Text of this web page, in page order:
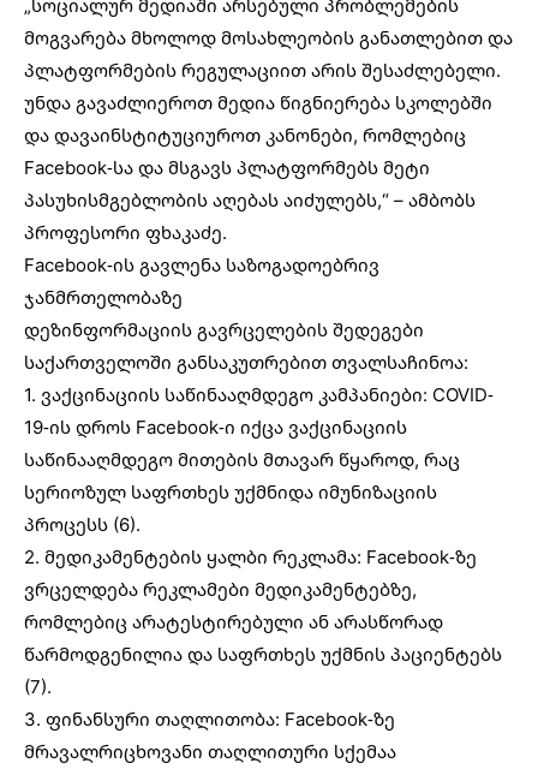
მოგვარება მხოლოდ მოსახლეობის განათლებით და
პლატფორმების რეგულაციით არის შესაძლებელი.
უნდა გავაძლიეროთ მედია წიგნიერება სკოლებში
და დავაინსტიტუციუროთ კანონები, რომლებიც
Facebook-სა და მსგავს პლატფორმებს მეტი
პასუხისმგებლობის აღებას აიძულებს,“ – ამბობს
პროფესორი ფხაკაძე.
Facebook-ის გავლენა საზოგადოებრივ
ჯანმრთელობაზე
დეზინფორმაციის გავრცელების შედეგები
საქართველოში განსაკუთრებით თვალსაჩინოა:
1. ვაქცინაციის საწინააღმდეგო კამპანიები: COVID-
19-ის დროს Facebook-ი იქცა ვაქცინაციის
საწინააღმდეგო მითების მთავარ წყაროდ, რაც
სერიოზულ საფრთხეს უქმნიდა იმუნიზაციის
პროცესს (6).
2. მედიკამენტების ყალბი რეკლამა: Facebook-ზე
ვრცელდება რეკლამები მედიკამენტებზე,
რომლებიც არატესტირებული ან არასწორად
წარმოდგენილია და საფრთხეს უქმნის პაციენტებს
(7).
3. ფინანსური თაღლითობა: Facebook-ზე
მრავალრიცხოვანი თაღლითური სქემაა